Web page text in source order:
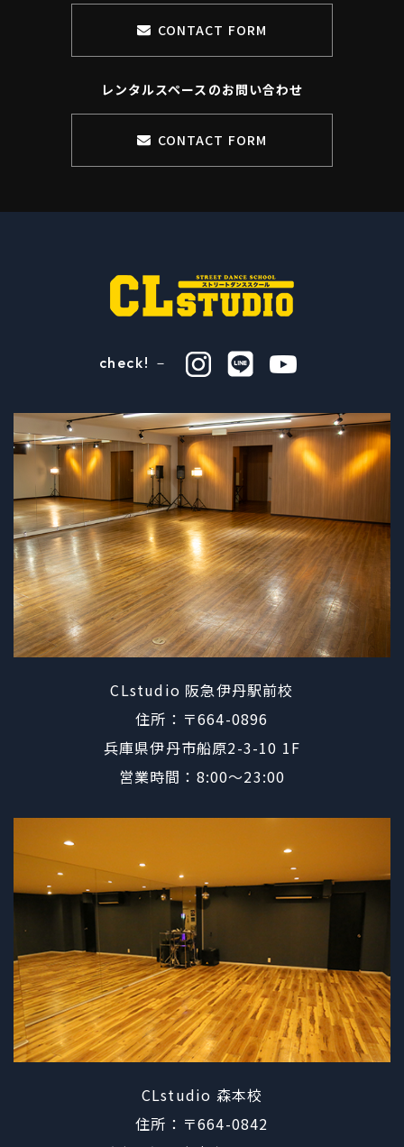
CONTACT FORM
レンタルスペースのお問い合わせ
CONTACT FORM
check! －
CLstudio 阪急伊丹駅前校
住所：〒664-0896
​​​​​​​兵庫県伊丹市船原2-3-10 1F
営業時間：8:00〜23:00
CLstudio 森本校
住所：〒664-0842